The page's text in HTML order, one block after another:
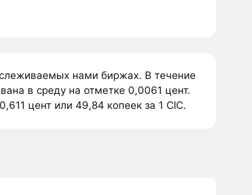
нами биржах. В течение
в среду на отметке 0,0061 цент.
цент или 49,84 копеек за 1 CIC.